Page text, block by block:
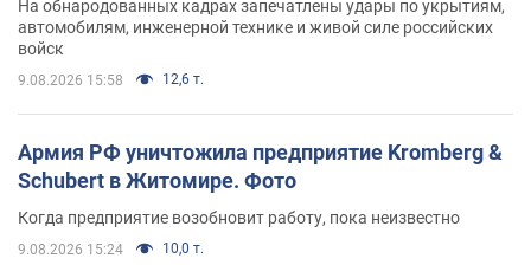
На обнародованных кадрах запечатлены удары по укрытиям,
автомобилям, инженерной технике и живой силе российских
войск
9.08.2026 15:58 12,6 т.
Армия РФ уничтожила предприятие Kromberg &
Schubert в Житомире. Фото
Когда предприятие возобновит работу, пока неизвестно
9.08.2026 15:24 10,0 т.